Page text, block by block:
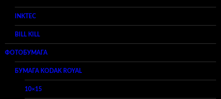
INKTEC
BILL KILL
ФОТОБУМАГА
БУМАГА KODAK ROYAL
10×15